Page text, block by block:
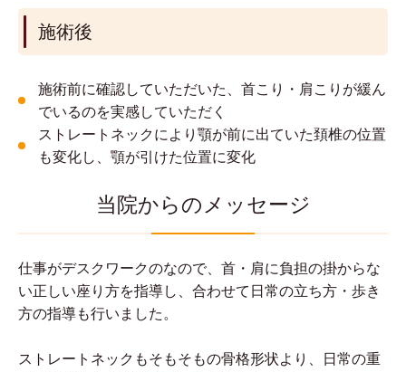
施術後
施術前に確認していただいた、首こり・肩こりが緩ん
でいるのを実感していただく
ストレートネックにより顎が前に出ていた頚椎の位置
も変化し、顎が引けた位置に変化
当院からのメッセージ
仕事がデスクワークのなので、首・肩に負担の掛からな
い正しい座り方を指導し、合わせて日常の立ち方・歩き
方の指導も行いました。
ストレートネックもそもそもの骨格形状より、日常の重